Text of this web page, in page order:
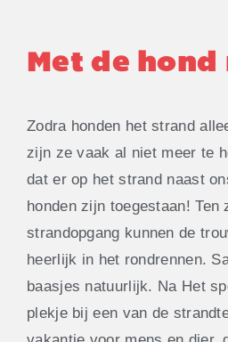
Met de hond
Zodra honden het strand
zijn ze vaak al niet meer te
dat er op het strand naast
honden zijn toegestaan! Ten
strandopgang kunnen de
heerlijk in het rondrennen.
baasjes natuurlijk. Na Het
plekje bij een van de